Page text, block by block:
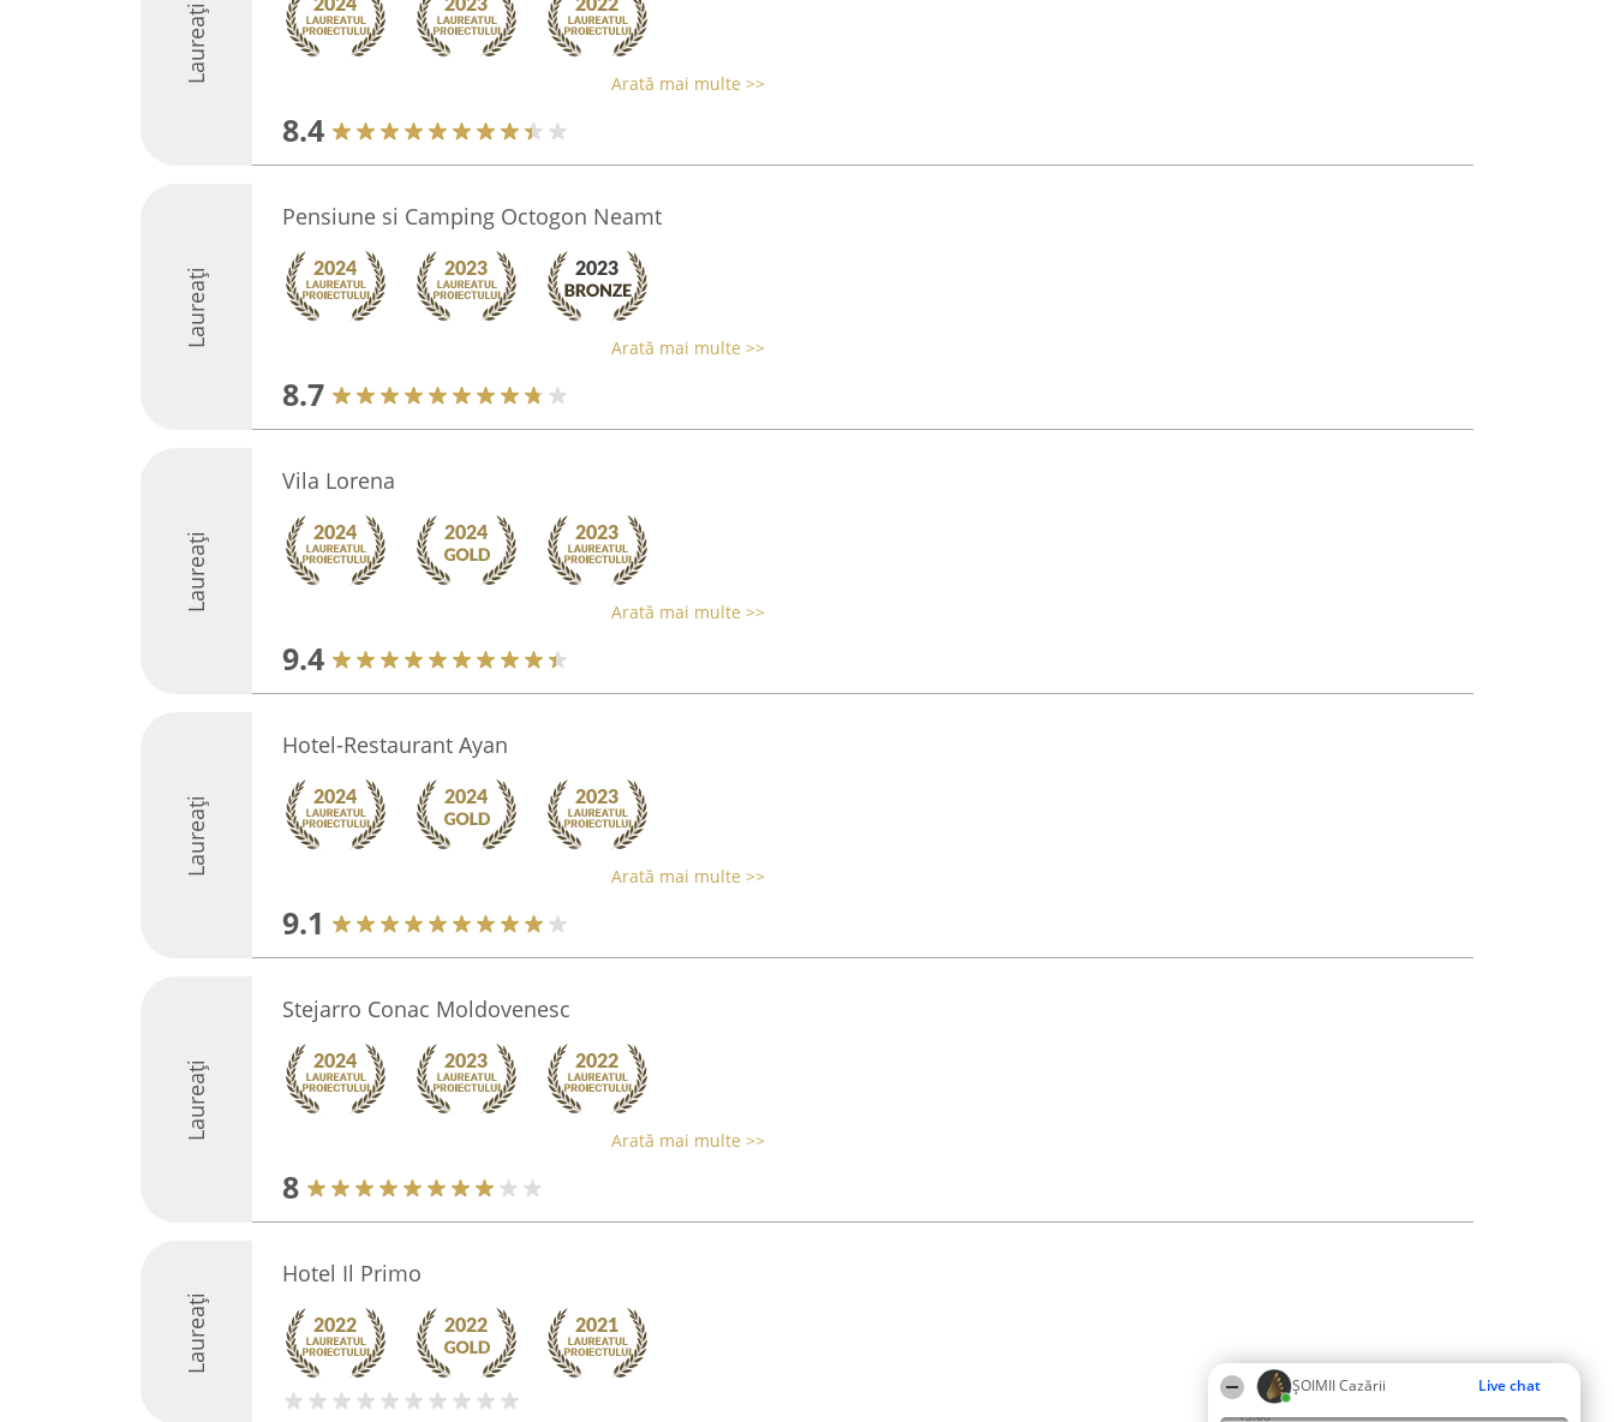
ȘOIMII Cazării Live chat
15:06
Laureați Arată mai multe >>
8.4
Laureați
Pensiune si Camping Octogon Neamt
Arată mai multe >>
8.7
Laureați
Vila Lorena
Arată mai multe >>
9.4
Laureați
Hotel-Restaurant Ayan
Arată mai multe >>
9.1
Laureați
Stejarro Conac Moldovenesc
Arată mai multe >>
8
Laureați
Hotel Il Primo